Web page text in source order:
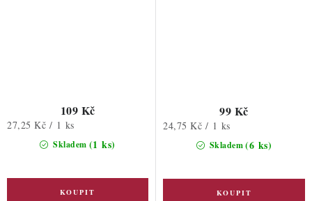
Skladem (1 ks)
109 Kč
Měrná
27,25 Kč / 1 ks
Skladem(6 ks)
99 Kč
Měrná
24,75 Kč / 1 ks